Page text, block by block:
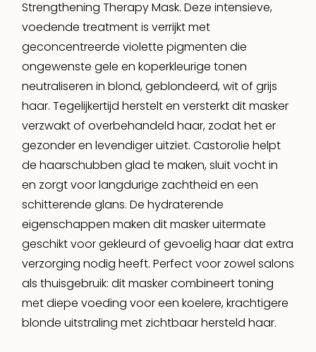
Strengthening Therapy Mask. Deze intensieve,
voedende treatment is verrijkt met
geconcentreerde violette pigmenten die
ongewenste gele en koperkleurige tonen
neutraliseren in blond, geblondeerd, wit of grijs
haar. Tegelijkertijd herstelt en versterkt dit masker
verzwakt of overbehandeld haar, zodat het er
gezonder en levendiger uitziet. Castorolie helpt
de haarschubben glad te maken, sluit vocht in
en zorgt voor langdurige zachtheid en een
schitterende glans. De hydraterende
eigenschappen maken dit masker uitermate
geschikt voor gekleurd of gevoelig haar dat extra
verzorging nodig heeft. Perfect voor zowel salons
als thuisgebruik: dit masker combineert toning
met diepe voeding voor een koelere, krachtigere
blonde uitstraling met zichtbaar hersteld haar.